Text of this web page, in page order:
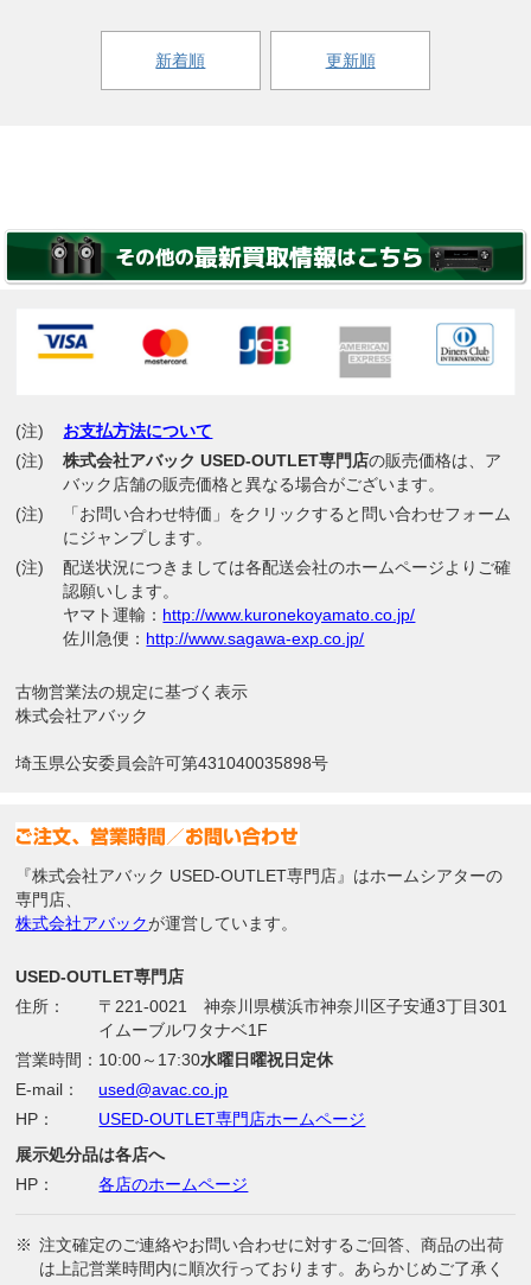
新着順 更新順
(注)
お支払方法について
(注)
株式会社アバック USED-OUTLET専門店の販売価格は、ア
バック店舗の販売価格と異なる場合がございます。
(注)
「お問い合わせ特価」をクリックすると問い合わせフォーム
にジャンプします。
(注)
配送状況につきましては各配送会社のホームページよりご確
認願いします。
ヤマト運輸： http://www.kuronekoyamato.co.jp/
佐川急便： http://www.sagawa-exp.co.jp/
古物営業法の規定に基づく表示
株式会社アバック
埼玉県公安委員会許可第431040035898号
『株式会社アバック USED-OUTLET専門店』はホームシアターの
専門店、
株式会社アバックが運営しています。
USED-OUTLET専門店
住所：
〒221-0021 神奈川県横浜市神奈川区子安通3丁目301
イムーブルワタナベ1F
営業時間： 10:00～17:30水曜日曜祝日定休
E-mail：
used@avac.co.jp
HP：
USED-OUTLET専門店ホームページ
展示処分品は各店へ
HP：
各店のホームページ
※ 注文確定のご連絡やお問い合わせに対するご回答、商品の出荷
は上記営業時間内に順次行っております。あらかじめご了承く